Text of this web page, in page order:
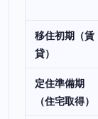
移住初期（賃
貸）
定住準備期
（住宅取得）